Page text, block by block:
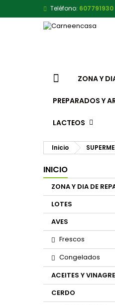
Teléfono:
ZONA Y
PREPARADOS Y
LACTEOS
Inicio
INICIO
ZONA Y DIA DE
LOTES
AVES
Frescos
Congelados
ACEITES Y
CERDO